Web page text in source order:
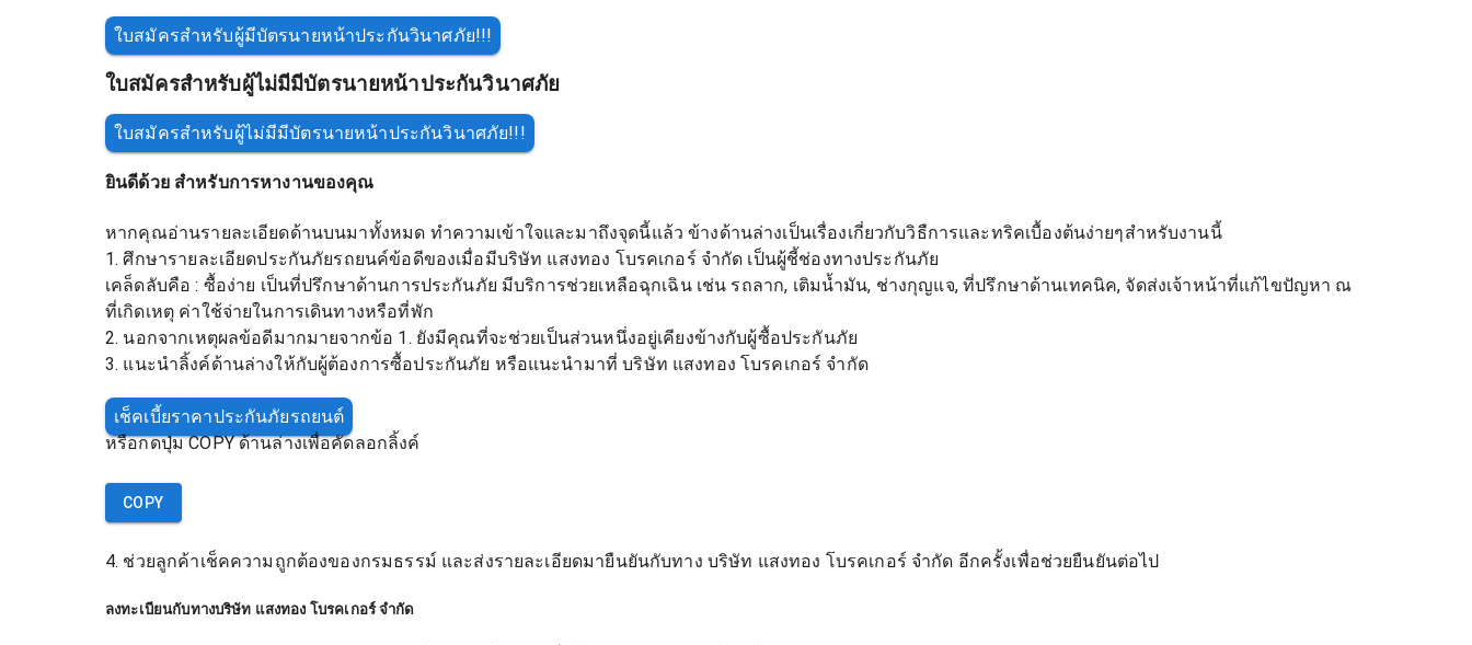
ใบสมัครสำหรับผู้มีบัตรนายหน้าประกันวินาศภัย!!!
ใบสมัครสำหรับผู้ไม่มีมีบัตรนายหน้าประกันวินาศภัย
ใบสมัครสำหรับผู้ไม่มีมีบัตรนายหน้าประกันวินาศภัย!!!
ยินดีด้วย สำหรับการหางานของคุณ
หากคุณอ่านรายละเอียดด้านบนมาทั้งหมด ทำความเข้าใจและมาถึงจุดนี้แล้ว ข้างด้านล่างเป็นเรื่องเกี่ยวกับวิธืการและทริคเบื้องต้นง่ายๆสำหรับงานนี้
1. ศึกษารายละเอียดประกันภัยรถยนค์ข้อดีของเมื่อมีบริษัท แสงทอง โบรคเกอร์ จำกัด เป็นผู้ชี้ช่องทางประกันภัย
เคล็ดลับคือ : ซื้อง่าย เป็นที่ปรึกษาด้านการประกันภัย มีบริการช่วยเหลือฉุกเฉิน เช่น รถลาก, เติมน้ำมัน, ช่างกุญแจ, ที่ปรึกษาด้านเทคนิค, จัดส่งเจ้าหน้าที่แก้ไขปัญหา ณ
ที่เกิดเหตุ ค่าใช้จ่ายในการเดินทางหรือที่พัก
2. นอกจากเหตุผลข้อดีมากมายจากข้อ 1. ยังมีคุณที่จะช่วยเป็นส่วนหนึ่งอยู่เคียงข้างกับผู้ซื้อประกันภัย
3. แนะนำลิ้งค์ด้านล่างให้กับผู้ต้องการซื้อประกันภัย หรือแนะนำมาที่ บริษัท แสงทอง โบรคเกอร์ จำกัด
เช็คเบี้ยราคาประกันภัยรถยนต์
หรือกดปุ่ม COPY ด้านล่างเพื่อคัดลอกลิ้งค์
COPY
4. ช่วยลูกค้าเช็คความถูกต้องของกรมธรรม์ และส่งรายละเอียดมายืนยันกับทาง บริษัท แสงทอง โบรคเกอร์ จำกัด อีกครั้งเพื่อช่วยยืนยันต่อไป
ลงทะเบียนกับทางบริษัท แสงทอง โบรคเกอร์ จำกัด